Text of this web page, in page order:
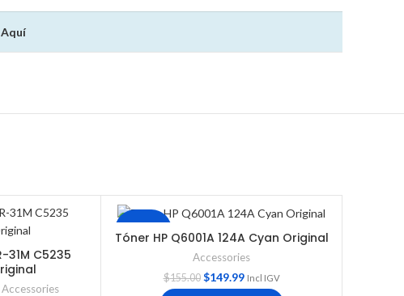
Aquí
31M C5235
Accessories
OFERTA
Tóner HP Q6001A 124A Cyan Original
Accessories
$155.00 $149.99 Incl IGV